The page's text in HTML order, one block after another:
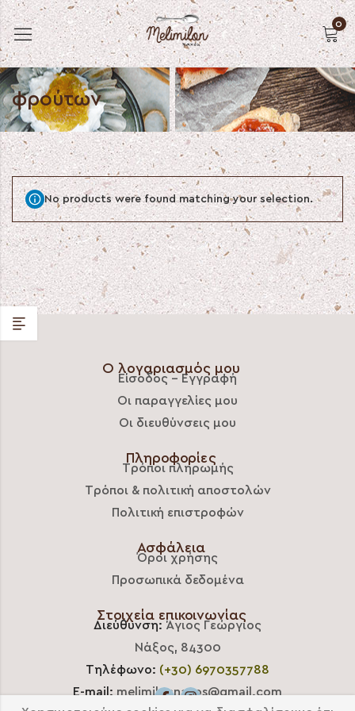
0
φρούτων
No products were found matching your selection.
Ο λογαριασμός μου
Είσοδος – Εγγραφή
Οι παραγγελίες μου
Οι διευθύνσεις μου
Πληροφορίες
Τρόποι πληρωμής
Τρόποι & πολιτική αποστολών
Πολιτική επιστροφών
Ασφάλεια
Όροι χρήσης
Προσωπικά δεδομένα
Στοιχεία επικοινωνίας
Διεύθυνση: Άγιος Γεώργιος
Νάξος, 84300
Τηλέφωνο: (+30) 6970357788
E-mail:melimilonnaxos@gmail.com